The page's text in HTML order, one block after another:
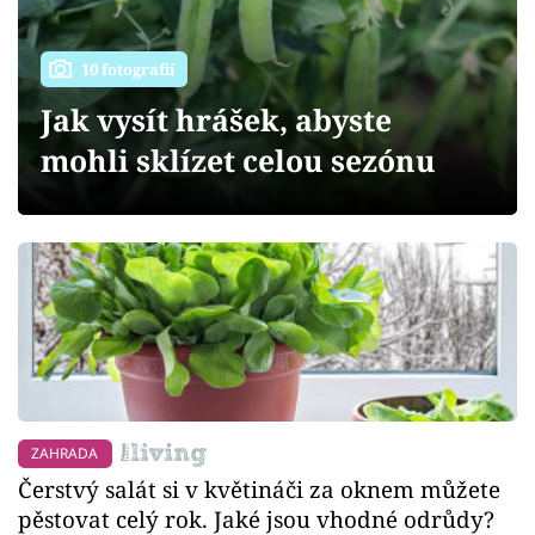
Přihlášení
Sledujte nás
10 fotografií
Jak vysít hrášek, abyste
mohli sklízet celou sezónu
ZAHRADA
Čerstvý salát si v květináči za oknem můžete
pěstovat celý rok. Jaké jsou vhodné odrůdy?